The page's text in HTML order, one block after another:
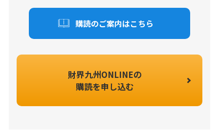
購読のご案内はこちら
財界九州ONLINEの
購読を申し込む